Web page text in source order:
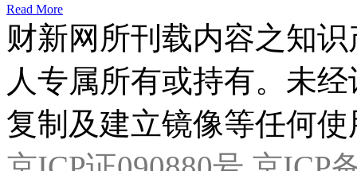
Read More
财新网所刊载内容之知
人专属所有或持有。未
复制及建立镜像等任何使